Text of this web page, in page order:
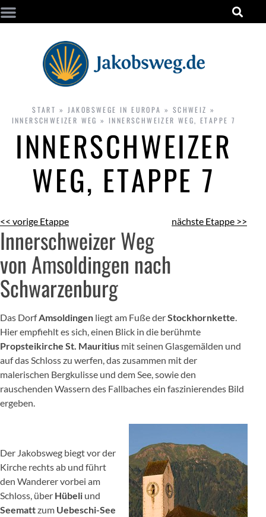
START » JAKOBSWEGE IN EUROPA » SCHWEIZ »
INNERSCHWEIZER WEG » INNERSCHWEIZER WEG, ETAPPE 7
INNERSCHWEIZER
WEG, ETAPPE 7
<< vorige Etappe nächste Etappe >>
Innerschweizer Weg
von Amsoldingen nach
Schwarzenburg
Das DorfAmsoldingen liegt am Fuße derStockhornkette.
Hier empfiehlt es sich, einen Blick in die berühmte
Propsteikirche St. Mauritius mit seinen Glasgemälden und
auf das Schloss zu werfen, das zusammen mit der
malerischen Bergkulisse und dem See, sowie den
rauschenden Wassern des Fallbaches ein faszinierendes Bild
ergeben.
Der Jakobsweg biegt vor der
Kirche rechts ab und führt
den Wanderer vorbei am
Schloss, über Hübeli und
Seemattzum Uebeschi-See